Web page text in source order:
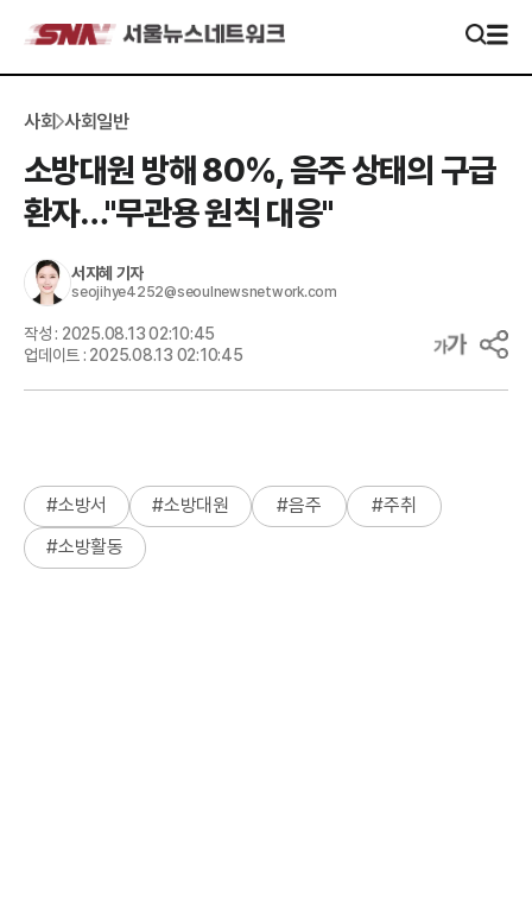
사회 사회일반
소방대원 방해 80%, 음주 상태의 구급
환자…"무관용 원칙 대응"
서지혜 기자
seojihye4252@seoulnewsnetwork.com
작성 : 2025.08.13 02:10:45
업데이트 : 2025.08.13 02:10:45
#소방서 #소방대원 #음주 #주취
#소방활동